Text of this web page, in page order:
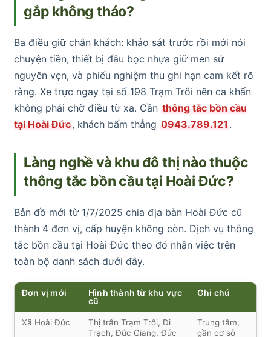
gắp không tháo?
Ba điều giữ chân khách: khảo sát trước rồi mới nói
chuyện tiền, thiết bị đầu bọc nhựa giữ men sứ
nguyên vẹn, và phiếu nghiệm thu ghi hạn cam kết rõ
ràng. Xe trực ngay tại số 198 Trạm Trôi nên ca khẩn
không phải chờ điều từ xa. Cần thông tắc bồn cầu
tại Hoài Đức, khách bấm thẳng 0943.789.121 .
Làng nghề và khu đô thị nào thuộc
thông tắc bồn cầu tại Hoài Đức?
Bản đồ mới từ 1/7/2025 chia địa bàn Hoài Đức cũ
thành 4 đơn vị, cấp huyện không còn. Dịch vụ thông
tắc bồn cầu tại Hoài Đức theo đó nhận việc trên
toàn bộ danh sách dưới đây.
Đơn vị mới
Hình thành từ khu vực
cũ
Ghi chú
Xã Hoài Đức
Thị trấn Trạm Trôi, Di
Trạch, Đức Giang, Đức
Trung tâm,
gần cơ sở